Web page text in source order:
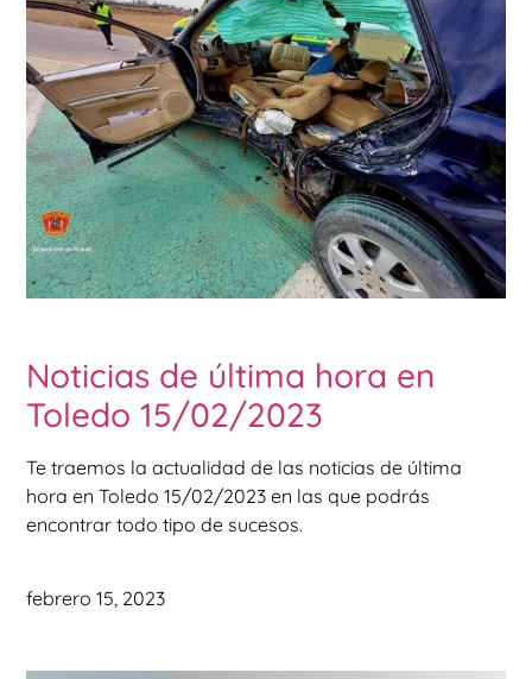
Noticias de última hora en
Toledo 15/02/2023
Te traemos la actualidad de las noticias de última
hora en Toledo 15/02/2023 en las que podrás
encontrar todo tipo de sucesos.
febrero 15, 2023